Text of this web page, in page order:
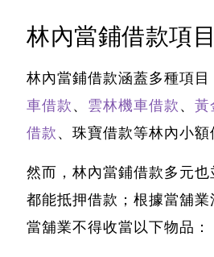
林內當鋪借款項
林內當鋪借款涵蓋多種項
車借款、 雲林機車借款、 黃
借款、珠寶借款等林內小額
然而， 林內當鋪借款多元
都能抵押借款；根據當舖業
當舖業不得收當以下物品 ：